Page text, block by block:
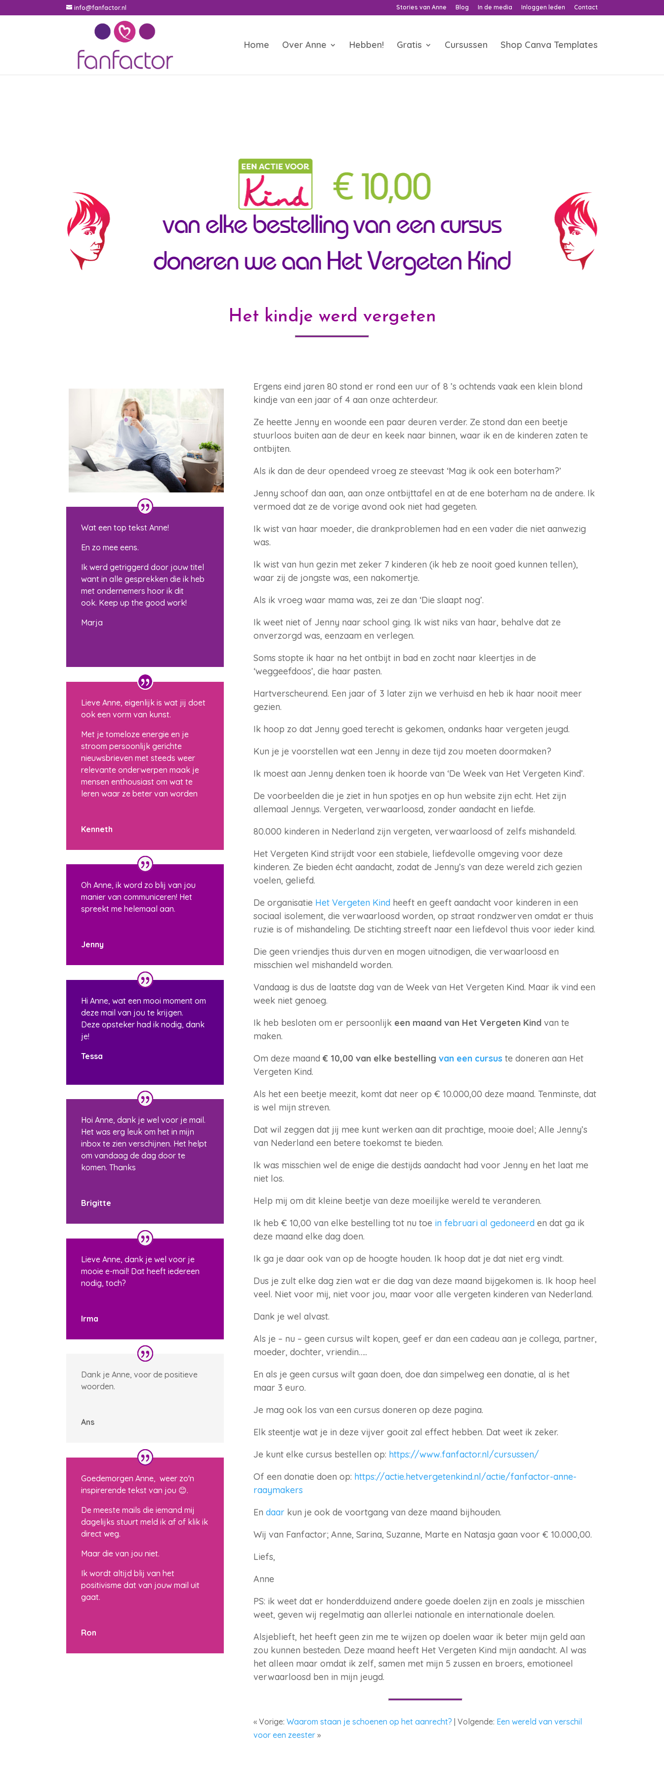
info@fanfactor.nl Stories van Anne Blog In de media Inloggen leden Contact
Home Over Anne Hebben! Gratis Cursussen Shop Canva Templates
Het kindje werd vergeten
Wat een top tekst Anne!
En zo mee eens.
Ik werd getriggerd door jouw titel
want in alle gesprekken die ik heb
met ondernemers hoor ik dit
ook. Keep up the good work!
Marja
Lieve Anne, eigenlijk is wat jij doet
ook een vorm van kunst.
Met je tomeloze energie en je
stroom persoonlijk gerichte
nieuwsbrieven met steeds weer
relevante onderwerpen maak je
mensen enthousiast om wat te
leren waar ze beter van worden
Kenneth
Oh Anne, ik word zo blij van jou
manier van communiceren! Het
spreekt me helemaal aan.
Jenny
Hi Anne, wat een mooi moment om
deze mail van jou te krijgen.
Deze opsteker had ik nodig, dank
je!
Tessa
Hoi Anne, dank je wel voor je mail.
Het was erg leuk om het in mijn
inbox te zien verschijnen. Het helpt
om vandaag de dag door te
komen. Thanks
Brigitte
Lieve Anne, dank je wel voor je
mooie e-mail! Dat heeft iedereen
nodig, toch?
Irma
Dank je Anne, voor de positieve
woorden.
Ans
Goedemorgen Anne, weer zo'n
inspirerende tekst van jou 😊.
De meeste mails die iemand mij
dagelijks stuurt meld ik af of klik ik
direct weg.
Maar die van jou niet.
Ik wordt altijd blij van het
positivisme dat van jouw mail uit
gaat.
Ron
Ergens eind jaren 80 stond er rond een uur of 8 ’s ochtends vaak een klein blond
kindje van een jaar of 4 aan onze achterdeur.
Ze heette Jenny en woonde een paar deuren verder. Ze stond dan een beetje
stuurloos buiten aan de deur en keek naar binnen, waar ik en de kinderen zaten te
ontbijten.
Als ik dan de deur opendeed vroeg ze steevast ‘Mag ik ook een boterham?’
Jenny schoof dan aan, aan onze ontbijttafel en at de ene boterham na de andere. Ik
vermoed dat ze de vorige avond ook niet had gegeten.
Ik wist van haar moeder, die drankproblemen had en een vader die niet aanwezig
was.
Ik wist van hun gezin met zeker 7 kinderen (ik heb ze nooit goed kunnen tellen),
waar zij de jongste was, een nakomertje.
Als ik vroeg waar mama was, zei ze dan ‘Die slaapt nog’.
Ik weet niet of Jenny naar school ging. Ik wist niks van haar, behalve dat ze
onverzorgd was, eenzaam en verlegen.
Soms stopte ik haar na het ontbijt in bad en zocht naar kleertjes in de
‘weggeefdoos’, die haar pasten.
Hartverscheurend. Een jaar of 3 later zijn we verhuisd en heb ik haar nooit meer
gezien.
Ik hoop zo dat Jenny goed terecht is gekomen, ondanks haar vergeten jeugd.
Kun je je voorstellen wat een Jenny in deze tijd zou moeten doormaken?
Ik moest aan Jenny denken toen ik hoorde van ‘De Week van Het Vergeten Kind’.
De voorbeelden die je ziet in hun spotjes en op hun website zijn echt. Het zijn
allemaal Jennys. Vergeten, verwaarloosd, zonder aandacht en liefde.
80.000 kinderen in Nederland zijn vergeten, verwaarloosd of zelfs mishandeld.
Het Vergeten Kind strijdt voor een stabiele, liefdevolle omgeving voor deze
kinderen. Ze bieden écht aandacht, zodat de Jenny’s van deze wereld zich gezien
voelen, geliefd.
De organisatie Het Vergeten Kindheeft en geeft aandacht voor kinderen in een
sociaal isolement, die verwaarloosd worden, op straat rondzwerven omdat er thuis
ruzie is of mishandeling. De stichting streeft naar een liefdevol thuis voor ieder kind.
Die geen vriendjes thuis durven en mogen uitnodigen, die verwaarloosd en
misschien wel mishandeld worden.
Vandaag is dus de laatste dag van de Week van Het Vergeten Kind. Maar ik vind een
week niet genoeg.
Ik heb besloten om er persoonlijk een maand van Het Vergeten Kindvan te
maken.
Om deze maand € 10,00 van elke bestelling van een cursus te doneren aan Het
Vergeten Kind.
Als het een beetje meezit, komt dat neer op € 10.000,00 deze maand. Tenminste, dat
is wel mijn streven.
Dat wil zeggen dat jij mee kunt werken aan dit prachtige, mooie doel; Alle Jenny’s
van Nederland een betere toekomst te bieden.
Ik was misschien wel de enige die destijds aandacht had voor Jenny en het laat me
niet los.
Help mij om dit kleine beetje van deze moeilijke wereld te veranderen.
Ik heb € 10,00 van elke bestelling tot nu toe in februari al gedoneerden dat ga ik
deze maand elke dag doen.
Ik ga je daar ook van op de hoogte houden. Ik hoop dat je dat niet erg vindt.
Dus je zult elke dag zien wat er die dag van deze maand bijgekomen is. Ik hoop heel
veel. Niet voor mij, niet voor jou, maar voor alle vergeten kinderen van Nederland.
Dank je wel alvast.
Als je – nu – geen cursus wilt kopen, geef er dan een cadeau aan je collega, partner,
moeder, dochter, vriendin…..
En als je geen cursus wilt gaan doen, doe dan simpelweg een donatie, al is het
maar 3 euro.
Je mag ook los van een cursus doneren op deze pagina.
Elk steentje wat je in deze vijver gooit zal effect hebben. Dat weet ik zeker.
Je kunt elke cursus bestellen op: https://www.fanfactor.nl/cursussen/
Of een donatie doen op: https://actie.hetvergetenkind.nl/actie/fanfactor-anne-
raaymakers
En daarkun je ook de voortgang van deze maand bijhouden.
Wij van Fanfactor; Anne, Sarina, Suzanne, Marte en Natasja gaan voor € 10.000,00.
Liefs,
Anne
PS: ik weet dat er honderdduizend andere goede doelen zijn en zoals je misschien
weet, geven wij regelmatig aan allerlei nationale en internationale doelen.
Alsjeblieft, het heeft geen zin me te wijzen op doelen waar ik beter mijn geld aan
zou kunnen besteden. Deze maand heeft Het Vergeten Kind mijn aandacht. Al was
het alleen maar omdat ik zelf, samen met mijn 5 zussen en broers, emotioneel
verwaarloosd ben in mijn jeugd.
« Vorige: Waarom staan je schoenen op het aanrecht? | Volgende: Een wereld van verschil
voor een zeester»